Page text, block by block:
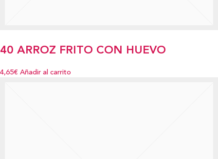
40 ARROZ FRITO CON HUEVO
4,65€ Añadir al carrito